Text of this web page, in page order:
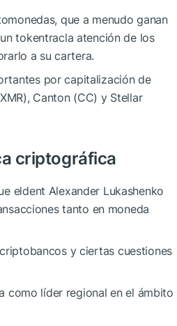
que a menudo ganan
tokentracla atención de los
a su cartera.
por capitalización de
Canton (CC) y Stellar
criptográfica
eldent Alexander Lukashenko
tanto en moneda
y ciertas cuestiones
como líder regional en el ámbito